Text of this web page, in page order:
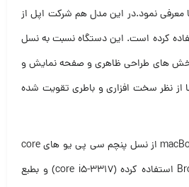
معرفی نمود.در این مدل هم شرکت اپل از
۱۱ اینچی استفاده کرده است. این دستگاه نسبت به نسل
های طراحی ظاهری و صفحه نمایش و
از نظر سخت افزاری و باطری تقویت شده
شرکت اپل در مدل macBook Air از نسل پنچم سی پی یو های core
اینتل با نام تجاری Broadwell استفاده کرده (core i5-3317) و بطبع